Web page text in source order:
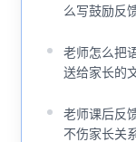
么写鼓励反
老师怎么把
送给家长的
老师课后反
不伤家长关